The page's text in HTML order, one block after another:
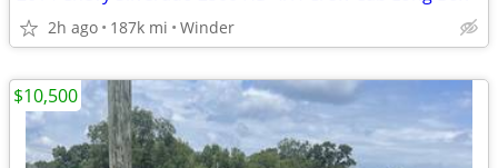
2h ago 187k mi Winder
$10,500